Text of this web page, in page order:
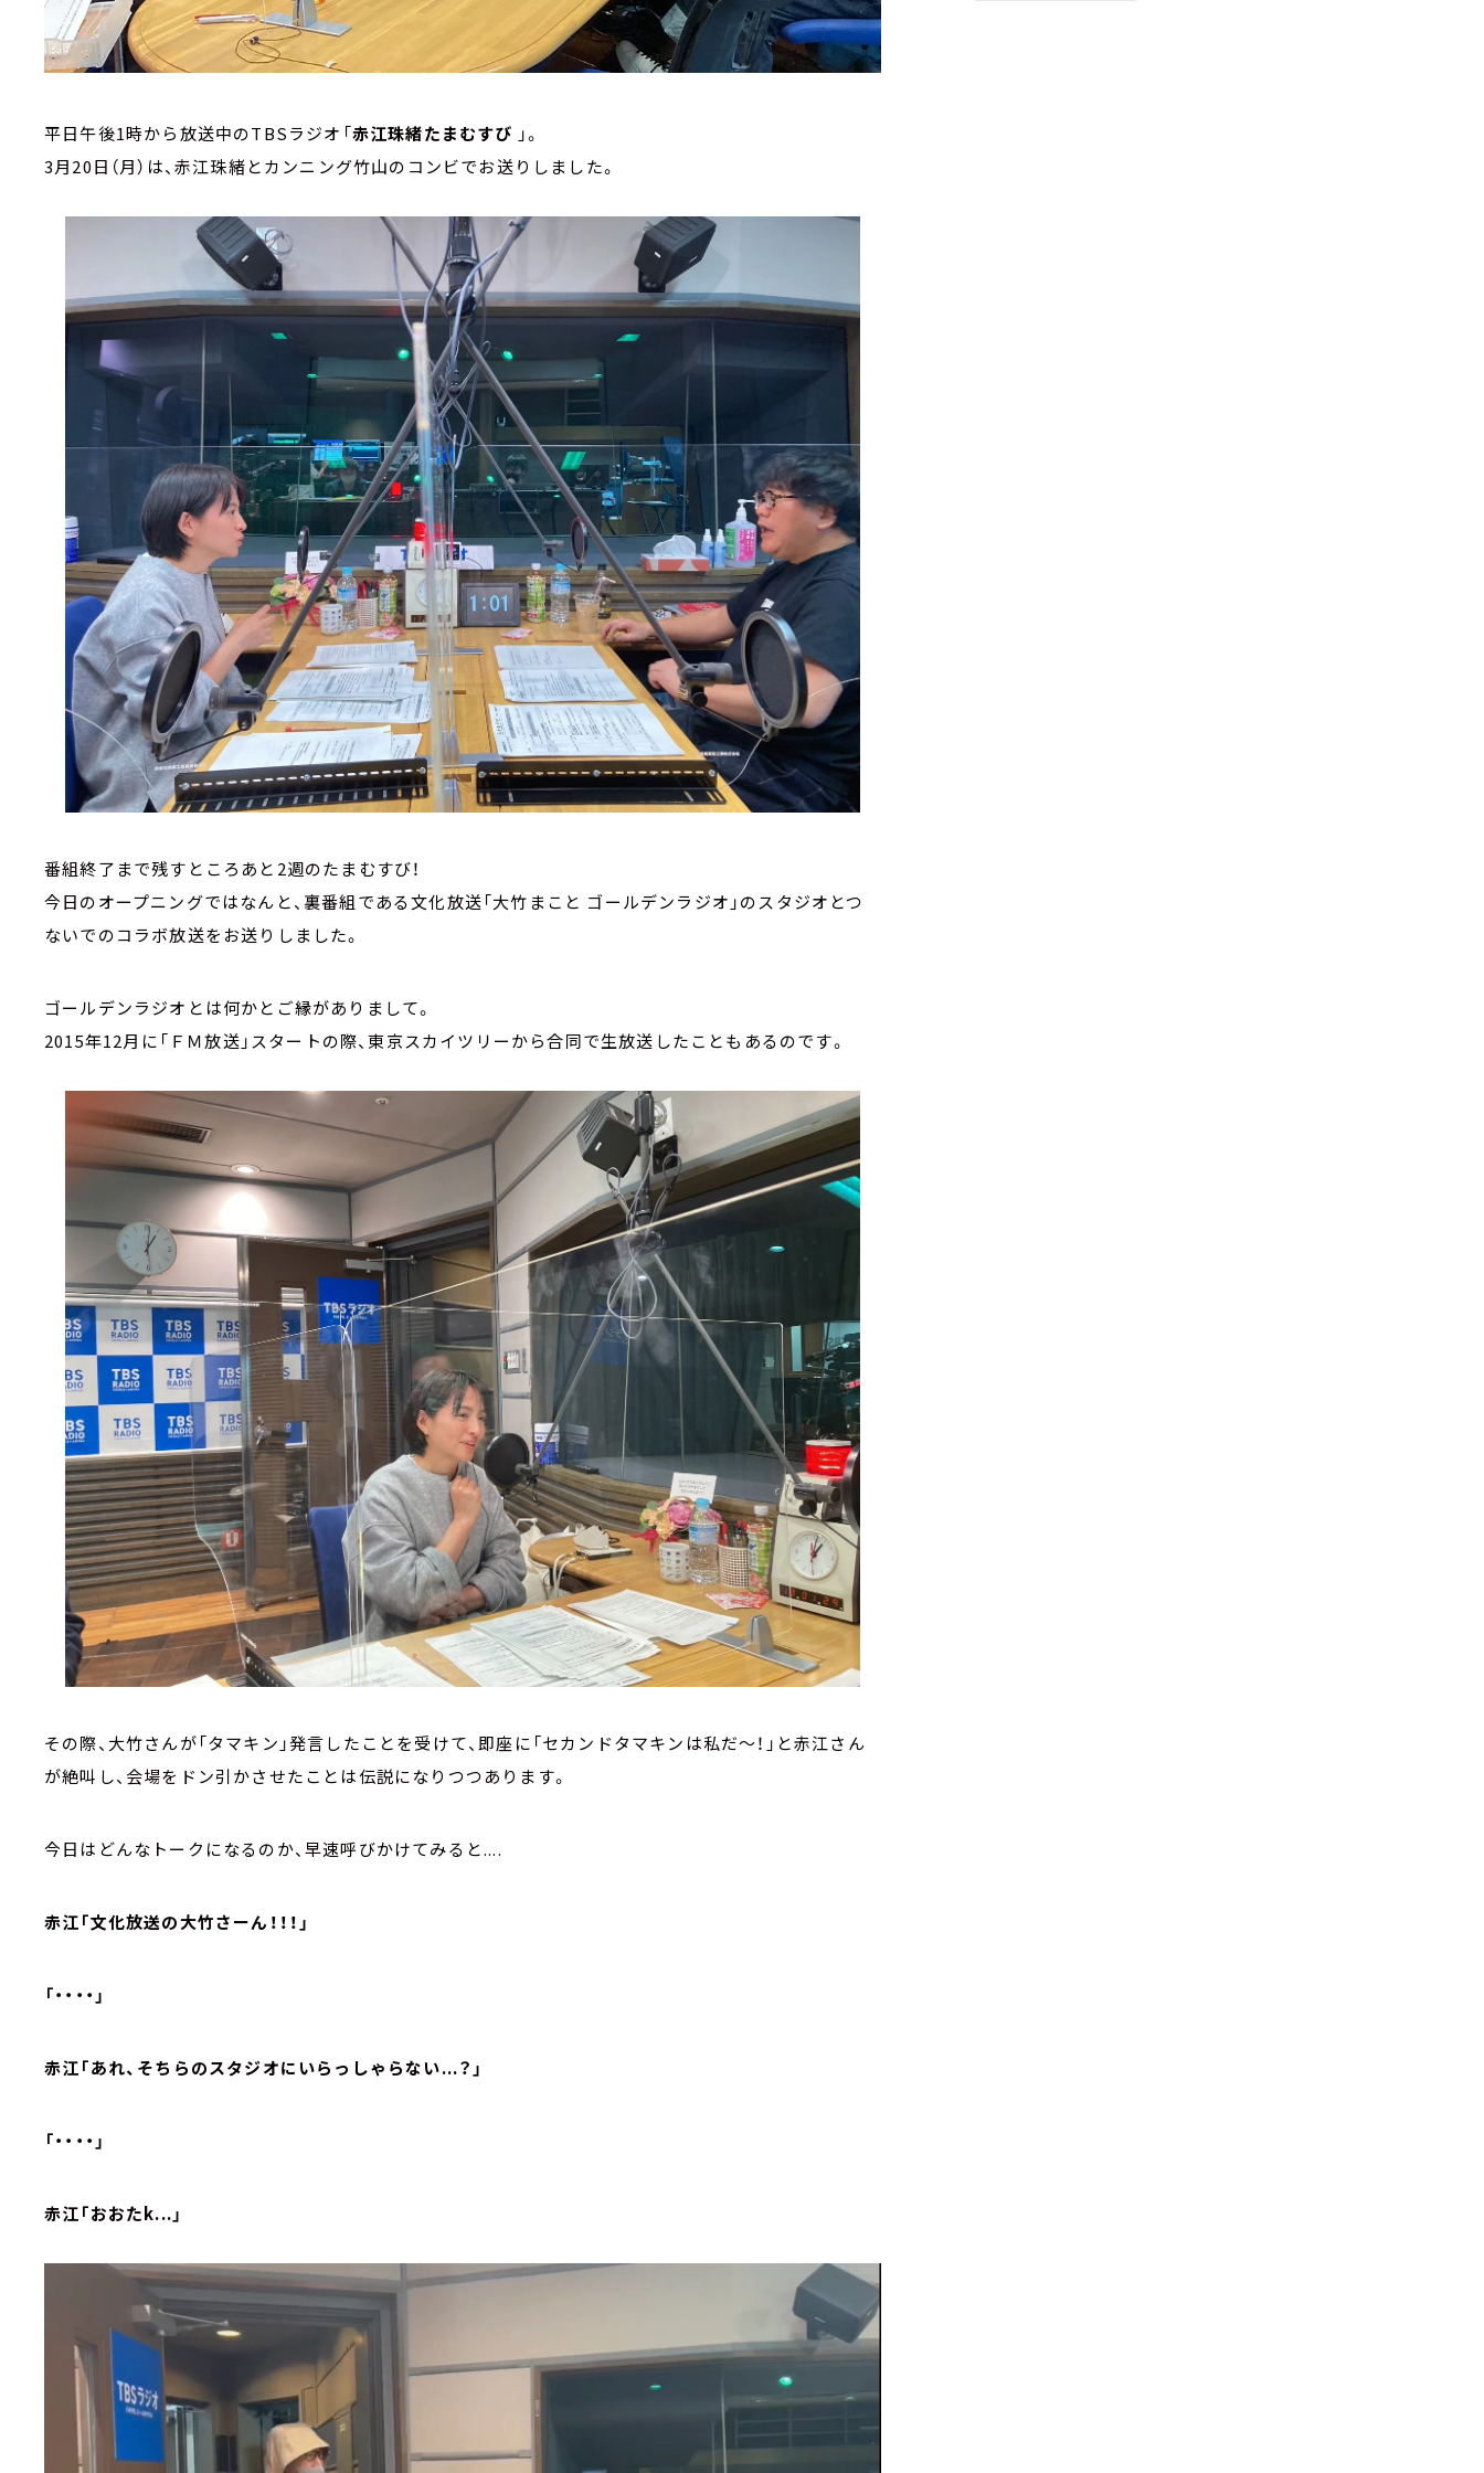
平日午後1時から放送中のTBSラジオ「赤江珠緒たまむすび 」。
3月20日（月）は、赤江珠緒とカンニング竹山のコンビでお送りしました。
番組終了まで残すところあと2週のたまむすび！
今日のオープニングではなんと、裏番組である文化放送「大竹まこと ゴールデンラジオ」のスタジオとつ
ないでのコラボ放送をお送りしました。
ゴールデンラジオとは何かとご縁がありまして。
2015年12月に「ＦＭ放送」スタートの際、東京スカイツリーから合同で生放送したこともあるのです。
その際、大竹さんが「タマキン」発言したことを受けて、即座に「セカンドタマキンは私だ～！」と赤江さん
が絶叫し、会場をドン引かさせたことは伝説になりつつあります。
今日はどんなトークになるのか、早速呼びかけてみると....
赤江「文化放送の大竹さーん！！！」
「・・・・」
赤江「あれ、そちらのスタジオにいらっしゃらない...？」
「・・・・」
赤江「おおたk...」